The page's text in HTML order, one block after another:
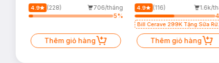
500ml
4.9 (228)
706/tháng
5%
Thêm giỏ hàng
Dầu 473ml
4.9 (116)
1.6k/
Bill Cerave 299K Tặng Sữa
Thêm giỏ hàng